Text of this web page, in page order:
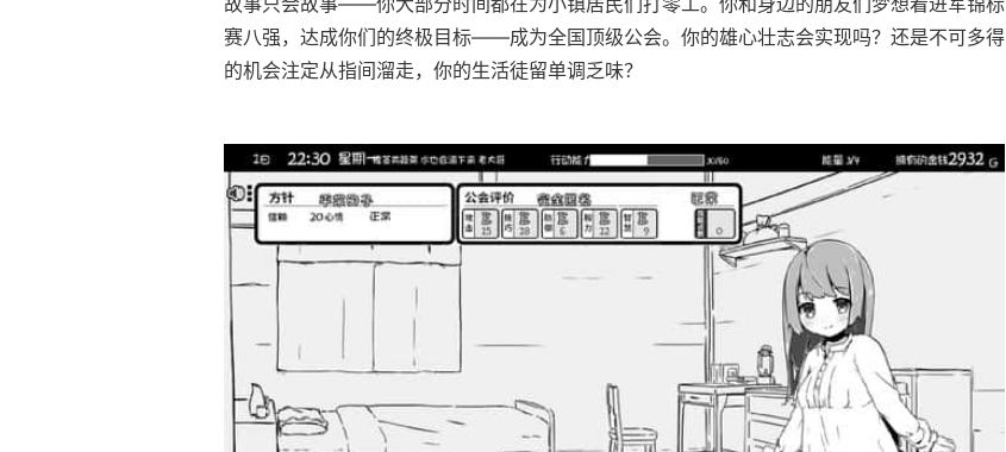
赛八强，达成你们的终极目标——成为全国顶级公会。你的雄心壮志会实现吗？还是不可多得
的机会注定从指间溜走，你的生活徒留单调乏味？